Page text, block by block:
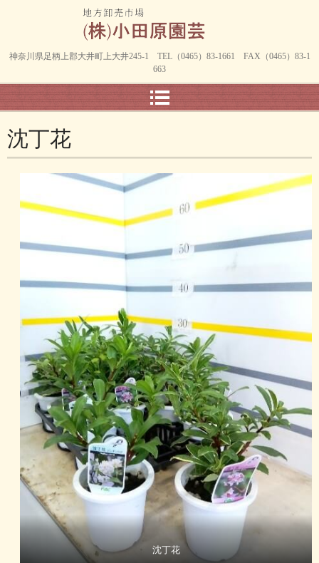
神奈川県足柄上郡大井町上大井245-1 TEL（0465）83-1661 FAX（0465）83-1
663
沈丁花
沈丁花